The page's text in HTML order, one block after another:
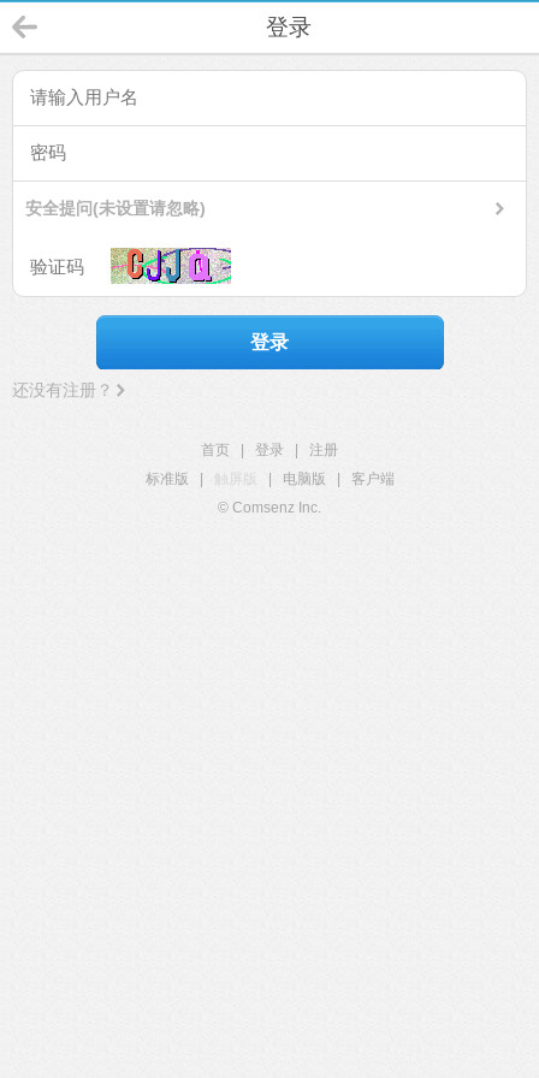
登录
安全提问(未设置请忽略)
登录
还没有注册？
首页 登录
注册
标准版
触屏版 电脑版
客户端
© Comsenz Inc.